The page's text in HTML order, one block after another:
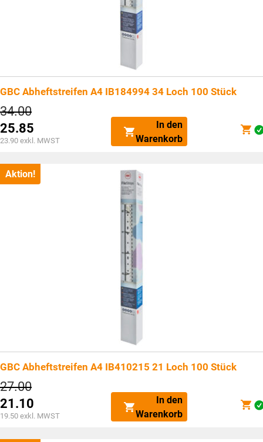
GBC Abheftstreifen A4 IB184994 34 Loch 100 Stück
34.00Ursprünglicher
Preis
war:
CHF34.00
25.85
Aktueller
ist:
CHF25.85.
23.90 exkl. MWST
In den
Warenkorb
Aktion!
GBC Abheftstreifen A4 IB410215 21 Loch 100 Stück
27.00Ursprünglicher
Preis
war:
CHF27.00
21.10
Aktueller
ist:
19.50 exkl. MWST
In den
Warenkorb